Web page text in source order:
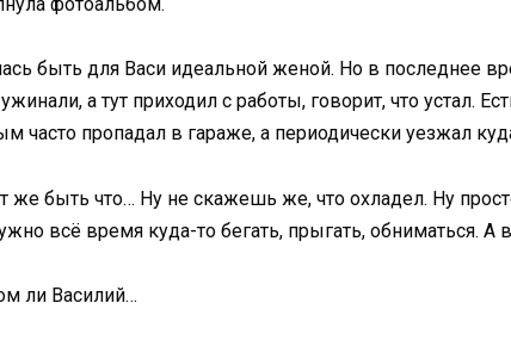
быть для Васи идеальной женой. Но в последнее
а тут приходил с работы, говорит, что устал.
часто пропадал в гараже, а периодически уезжал
же быть что… Ну не скажешь же, что охладел. Ну
всё время куда-то бегать, прыгать, обниматься. А
ли Василий…